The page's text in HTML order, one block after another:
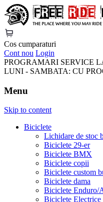
FreeRideBikes
Cos cumparaturi
Cont nou Login
PROGRAMARI SERVICE
LUNI - SAMBATA: CU
Menu
Skip to content
Biciclete
Lichidare de stoc
Biciclete 29-er
Biciclete BMX
Biciclete copii
Biciclete custom
Biciclete dama
Biciclete Enduro/
Biciclete Electrice